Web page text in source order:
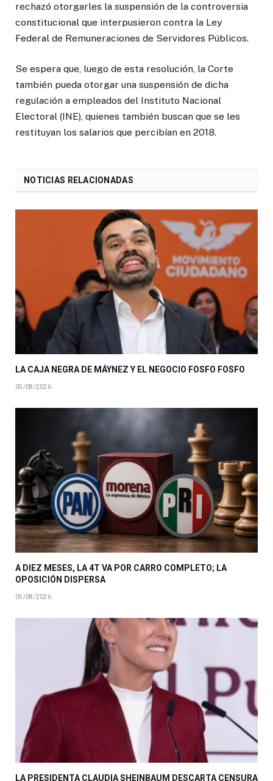
rechazó otorgarles la suspensión de la controversia
constitucional que interpusieron contra la Ley
Federal de Remuneraciones de Servidores Públicos.
Se espera que, luego de esta resolución, la Corte
también pueda otorgar una suspensión de dicha
regulación a empleados del Instituto Nacional
Electoral (INE), quienes también buscan que se les
restituyan los salarios que percibían en 2018.
NOTICIAS RELACIONADAS
LA CAJA NEGRA DE MÁYNEZ Y EL NEGOCIO FOSFO FOSFO
05/08/2026
A DIEZ MESES, LA 4T VA POR CARRO COMPLETO; LA
OPOSICIÓN DISPERSA
05/08/2026
LA PRESIDENTA CLAUDIA SHEINBAUM DESCARTA CENSURA